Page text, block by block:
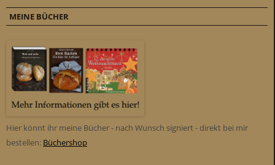
MEINE BÜCHER
Hier könnt ihr meine Bücher - nach Wunsch signiert - direkt bei mir
bestellen: Büchershop